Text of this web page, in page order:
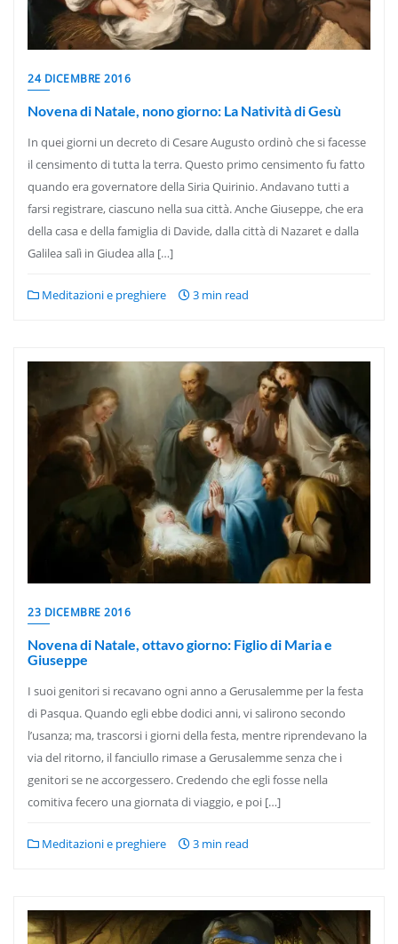
24 DICEMBRE 2016
Novena di Natale, nono giorno: La Natività di Gesù
In quei giorni un decreto di Cesare Augusto ordinò che si facesse
il censimento di tutta la terra. Questo primo censimento fu fatto
quando era governatore della Siria Quirinio. Andavano tutti a
farsi registrare, ciascuno nella sua città. Anche Giuseppe, che era
della casa e della famiglia di Davide, dalla città di Nazaret e dalla
Galilea salì in Giudea alla […]
Meditazioni e preghiere 3 min read
23 DICEMBRE 2016
Novena di Natale, ottavo giorno: Figlio di Maria e
Giuseppe
I suoi genitori si recavano ogni anno a Gerusalemme per la festa
di Pasqua. Quando egli ebbe dodici anni, vi salirono secondo
l’usanza; ma, trascorsi i giorni della festa, mentre riprendevano la
via del ritorno, il fanciullo rimase a Gerusalemme senza che i
genitori se ne accorgessero. Credendo che egli fosse nella
comitiva fecero una giornata di viaggio, e poi […]
Meditazioni e preghiere 3 min read